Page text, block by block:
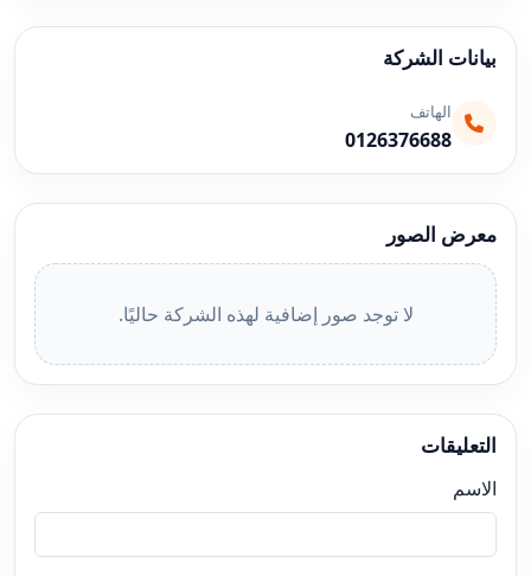
بيانات الشركة
الهاتف
0126376688
معرض الصور
لا توجد صور إضافية لهذه الشركة حاليًا.
التعليقات
الاسم